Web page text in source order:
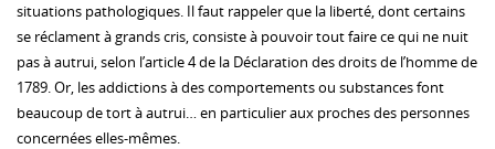
situations pathologiques. Il faut rappeler que la liberté, dont certains
se réclament à grands cris, consiste à pouvoir tout faire ce qui ne nuit
pas à autrui, selon l’article 4 de la Déclaration des droits de l’homme de
1789. Or, les addictions à des comportements ou substances font
beaucoup de tort à autrui… en particulier aux proches des personnes
concernées elles-mêmes.